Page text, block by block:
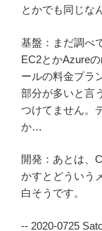
とかでも同じな
基盤：まだ調べ
EC2とかAzure
ールの料金プラ
部分が多いと言
つけてません。
か…
開発：あとは、
かすとどういう
白そうです。
-- 2020-0725